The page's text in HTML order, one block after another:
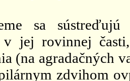
sa
v jej rovinnej
(na agradačných
zdvihom